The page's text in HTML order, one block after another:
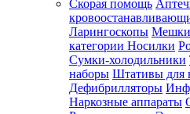
Скорая помощь
Ларингоскопы Мешки
категории Носилки
Сумки-холодильники
наборы Штативы для
Дефибрилляторы
Наркозные аппараты